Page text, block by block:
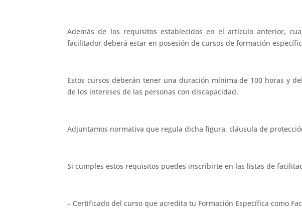
Además de los requisitos establecidos en el artículo anterior,
facilitador deberá estar en posesión de cursos de formación
Estos cursos deberán tener una duración mínima de 100 horas y
de los intereses de las personas con discapacidad.
Adjuntamos normativa que regula dicha figura, cláusula de
Si cumples estos requisitos puedes inscribirte en las listas de
– Certificado del curso que acredita tu Formación Específica como